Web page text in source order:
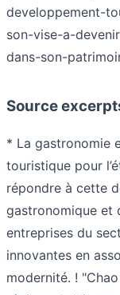
developpement-
son-vise-a-
dans-son-
Source
* La gastronomie
touristique pour
répondre à cette
gastronomique et
entreprises du
innovantes en
modernité. !